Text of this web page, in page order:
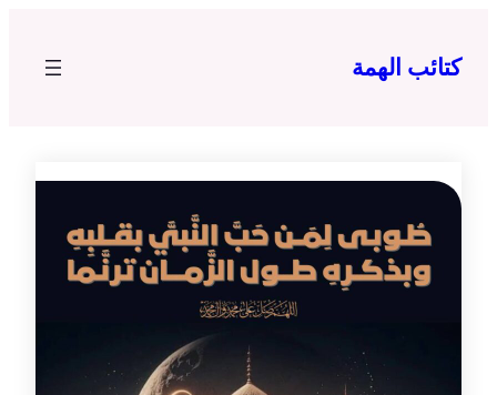
المحتوى
كتائب الهمة